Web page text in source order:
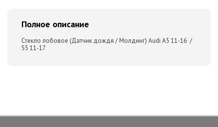
Полное описание
Стекло лобовое (Датчик дождя / Молдинг) Audi A5 11-16 /
S5 11-17